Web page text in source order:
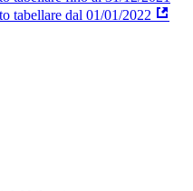
tabellare dal 01/01/2022